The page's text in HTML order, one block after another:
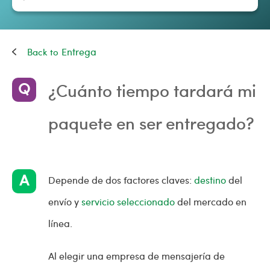
Entrega
¿Cuánto tiempo tardará mi
paquete en ser entregado?
Depende de dos factores claves: destinodel
envío yservicio seleccionadodel mercado en
línea.
Al elegir una empresa de mensajería de